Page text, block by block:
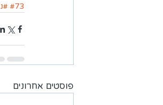
#73
פוסטים אחרונים